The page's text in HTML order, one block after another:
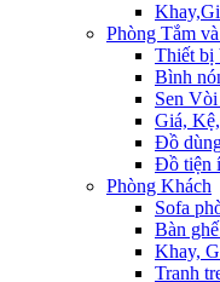
Phòng Tắm
Thiết bị
Bình
Sen
Giá,
Đồ
Đồ tiện
Phòng Khách
Sofa
Bàn
Khay,
Tranh